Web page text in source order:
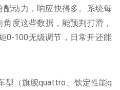
动力，响应快得多。系统每
度这些数据，能预判打滑，
0-100无级调节，日常开还能
型（旗舰quattro、钦定性能q